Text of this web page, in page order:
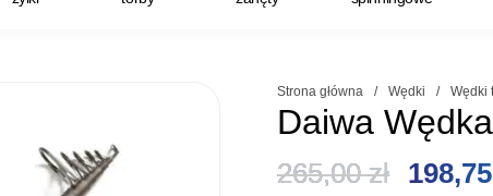
Strona główna / Wędki / Wędki
Daiwa
265,00zł